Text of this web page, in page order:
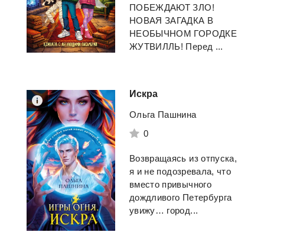
Помещик. Том 5.
Воевода
Ланцов Михаил
Алексеевич
ПОБЕЖДАЮТ ЗЛО!
НОВАЯ ЗАГАДКА В
НЕОБЫЧНОМ ГОРОДКЕ
ЖУТВИЛЛЬ! Перед ...
Искра
Ольга Пашнина
0
Возвращаясь из отпуска,
я и не подозревала, что
вместо привычного
дождливого Петербурга
увижу… город...